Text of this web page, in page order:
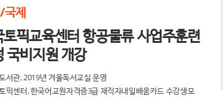
국제
픽교육센터 항공물류 사업주훈련
국비지원 개강
서관, 2019년 겨울독서교실 운영
픽센터, 한국어교원자격증3급 재직자내일배움카드 수강생모